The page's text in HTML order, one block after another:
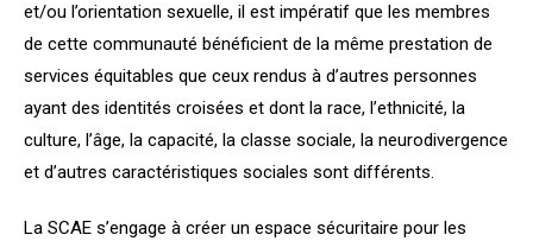
et/ou l’orientation sexuelle, il est impératif que les membres
de cette communauté bénéficient de la même prestation de
services équitables que ceux rendus à d’autres personnes
ayant des identités croisées et dont la race, l’ethnicité, la
culture, l’âge, la capacité, la classe sociale, la neurodivergence
et d’autres caractéristiques sociales sont différents.
La SCAE s’engage à créer un espace sécuritaire pour les